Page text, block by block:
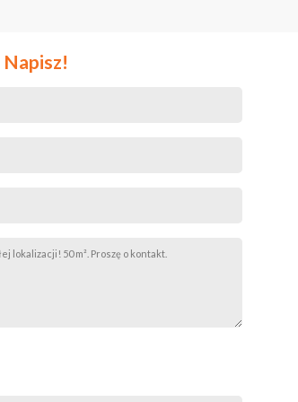
Napisz!